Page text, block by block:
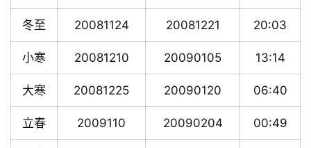
冬至 20081124 20081221 20:03
小寒 20081210 20090105 13:14
大寒 20081225 20090120 06:40
立春 2009110 20090204 00:49